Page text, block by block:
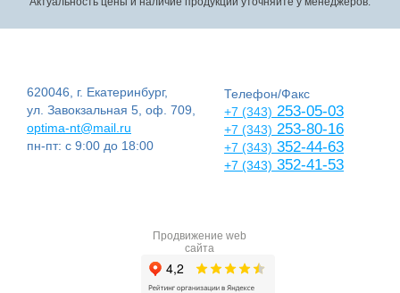
620046, г. Екатеринбург,
ул. Завокзальная 5, оф. 709,
optima-nt@mail.ru
пн-пт: с 9:00 до 18:00
Телефон/Факс
+7 (343) 253-05-03
+7 (343) 253-80-16
+7 (343) 352-44-63
+7 (343) 352-41-53
Продвижение web
сайта